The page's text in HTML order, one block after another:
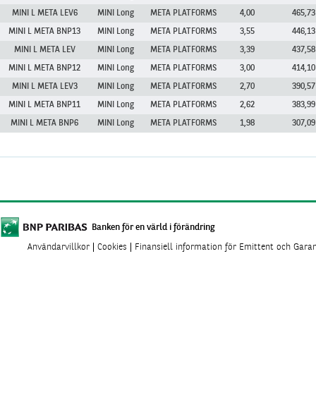
MINI L META LEV6 MINI Long META PLATFORMS 4,00 465,73
MINI L META BNP13 MINI Long META PLATFORMS 3,55 446,13
MINI L META LEV MINI Long META PLATFORMS 3,39 437,58
MINI L META BNP12 MINI Long META PLATFORMS 3,00 414,10
MINI L META LEV3 MINI Long META PLATFORMS 2,70 390,57
MINI L META BNP11 MINI Long META PLATFORMS 2,62 383,99
MINI L META BNP6 MINI Long META PLATFORMS 1,98 307,09
Banken för en värld i förändring
Användarvillkor Cookies Finansiell information för Emittent och